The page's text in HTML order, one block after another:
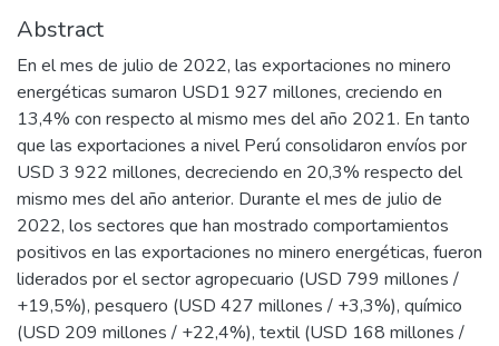
Abstract
En el mes de julio de 2022, las exportaciones no minero
energéticas sumaron USD1 927 millones, creciendo en
13,4% con respecto al mismo mes del año 2021. En tanto
que las exportaciones a nivel Perú consolidaron envíos por
USD 3 922 millones, decreciendo en 20,3% respecto del
mismo mes del año anterior. Durante el mes de julio de
2022, los sectores que han mostrado comportamientos
positivos en las exportaciones no minero energéticas, fueron
liderados por el sector agropecuario (USD 799 millones /
+19,5%), pesquero (USD 427 millones / +3,3%), químico
(USD 209 millones / +22,4%), textil (USD 168 millones /